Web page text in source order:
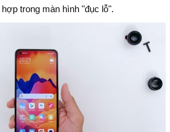
trong màn hình "đục lỗ".